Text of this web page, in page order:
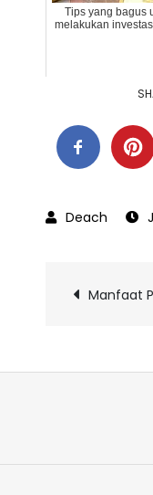
Tips yang bagus
melakukan
Post
Manfaat